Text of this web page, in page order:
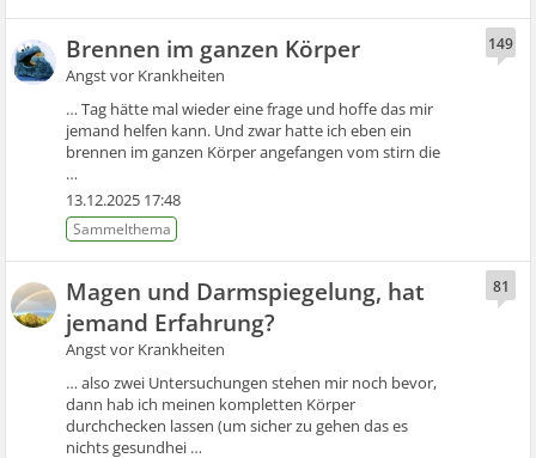
Brennen im ganzen Körper
Angst vor Krankheiten
… Tag hätte mal wieder eine frage und hoffe das mir
jemand helfen kann. Und zwar hatte ich eben ein
brennen im ganzen Körper angefangen vom stirn die
…
149
13.12.2025 17:48
Magen und Darmspiegelung, hat
jemand Erfahrung?
Angst vor Krankheiten
… also zwei Untersuchungen stehen mir noch bevor,
dann hab ich meinen kompletten Körper
durchchecken lassen (um sicher zu gehen das es
nichts gesundhei …
81